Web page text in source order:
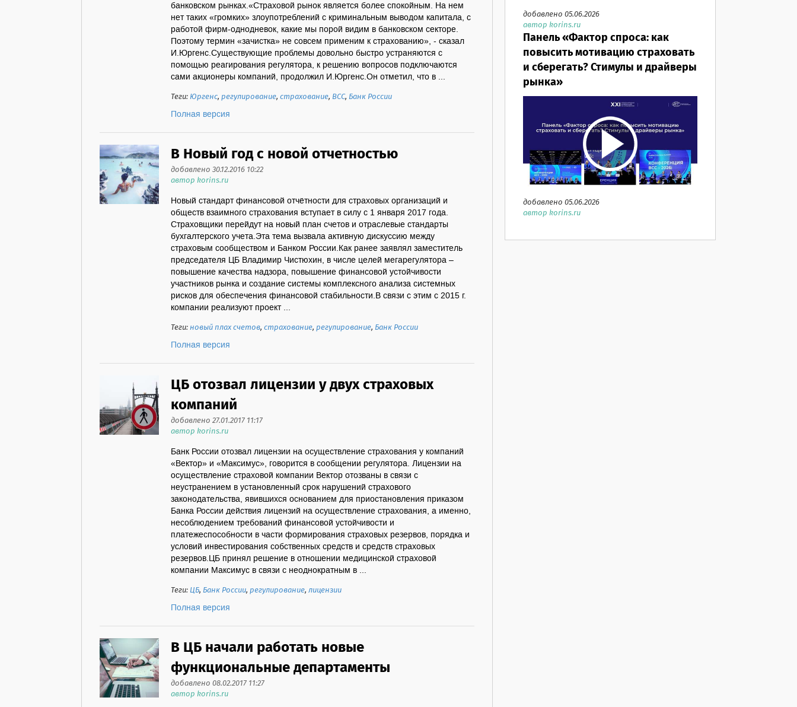
банковском рынках.«Страховой рынок является более спокойным. На нем
нет таких «громких» злоупотреблений с криминальным выводом капитала, с
работой фирм-однодневок, какие мы порой видим в банковском секторе.
Поэтому термин «зачистка» не совсем применим к страхованию», - сказал
И.Юргенс.Существующие проблемы довольно быстро устраняются с
помощью реагирования регулятора, к решению вопросов подключаются
сами акционеры компаний, продолжил И.Юргенс.Он отметил, что в ...
Теги:Юргенс,регулирование,страхование, ВСС, Банк России
Полная версия
В Новый год с новой отчетностью
добавлено 30.12.2016 10:22
автор korins.ru
Новый стандарт финансовой отчётности для страховых организаций и
обществ взаимного страхования вступает в силу с 1 января 2017 года.
Страховщики перейдут на новый план счетов и отраслевые стандарты
бухгалтерского учета.Эта тема вызвала активную дискуссию между
страховым сообществом и Банком России.Как ранее заявлял заместитель
председателя ЦБ Владимир Чистюхин, в числе целей мегарегулятора –
повышение качества надзора, повышение финансовой устойчивости
участников рынка и создание системы комплексного анализа системных
рисков для обеспечения финансовой стабильности.В связи с этим с 2015 г.
компании реализуют проект ...
Теги:новый плах счетов,страхование,регулирование, Банк России
Полная версия
ЦБ отозвал лицензии у двух страховых
компаний
добавлено 27.01.2017 11:17
автор korins.ru
Банк России отозвал лицензии на осуществление страхования у компаний
«Вектор» и «Максимус», говорится в сообщении регулятора. Лицензии на
осуществление страховой компании Вектор отозваны в связи с
неустранением в установленный срок нарушений страхового
законодательства, явившихся основанием для приостановления приказом
Банка России действия лицензий на осуществление страхования, а именно,
несоблюдением требований финансовой устойчивости и
платежеспособности в части формирования страховых резервов, порядка и
условий инвестирования собственных средств и средств страховых
резервов.ЦБ принял решение в отношении медицинской страховой
компании Максимус в связи с неоднократным в ...
Теги:ЦБ, Банк России,регулирование,лицензии
Полная версия
В ЦБ начали работать новые
функциональные департаменты
добавлено 08.02.2017 11:27
автор korins.ru
добавлено 05.06.2026
автор korins.ru
Панель «Фактор спроса: как
повысить мотивацию страховать
и сберегать? Стимулы и драйверы
рынка»
добавлено 05.06.2026
автор korins.ru